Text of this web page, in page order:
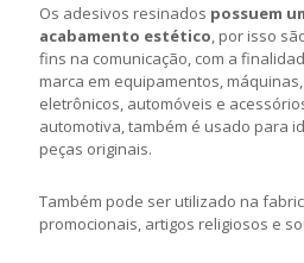
Os adesivos resinados possuem
acabamento estético, por isso
fins na comunicação, com a
marca em equipamentos,
eletrônicos, automóveis e
automotiva, também é usado para
peças originais.
Também pode ser utilizado na
promocionais, artigos religiosos e